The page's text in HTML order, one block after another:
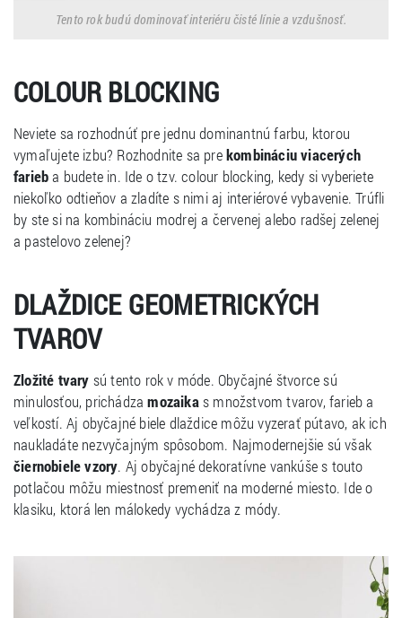
Tento rok budú dominovať interiéru čisté línie a vzdušnosť.
COLOUR BLOCKING
Neviete sa rozhodnúť pre jednu dominantnú farbu, ktorou
vymaľujete izbu? Rozhodnite sa prekombináciu viacerých
farieba budete in. Ide o tzv. colour blocking, kedy si vyberiete
niekoľko odtieňov a zladíte s nimi aj interiérové vybavenie. Trúfli
by ste si na kombináciu modrej a červenej alebo radšej zelenej
a pastelovo zelenej?
DLAŽDICE GEOMETRICKÝCH
TVAROV
Zložité tvary sú tento rok v móde. Obyčajné štvorce sú
minulosťou, prichádzamozaikas množstvom tvarov, farieb a
veľkostí. Aj obyčajné biele dlaždice môžu vyzerať pútavo, ak ich
naukladáte nezvyčajným spôsobom. Najmodernejšie sú však
čiernobiele vzory. Aj obyčajné dekoratívne vankúše s touto
potlačou môžu miestnosť premeniť na moderné miesto. Ide o
klasiku, ktorá len málokedy vychádza z módy.